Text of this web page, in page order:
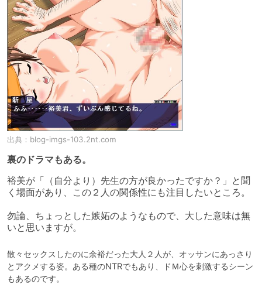
出典： blog-imgs-103.2nt.com
裏のドラマもある。
裕美が「（自分より）先生の方が良かったですか？」と聞
く場面があり、この２人の関係性にも注目したいところ。
勿論、ちょっとした嫉妬のようなもので、大した意味は無
いと思いますが。
散々セックスしたのに余裕だった大人２人が、オッサンにあっさり
とアクメする姿。ある種のNTRでもあり、ドＭ心を刺激するシーン
もあるのです。